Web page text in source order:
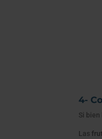
4-
Si
Las